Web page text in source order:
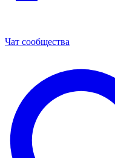
Чат сообщества